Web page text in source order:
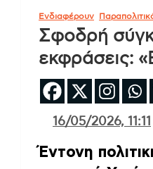
Ενδιαφέρουν
Σφοδρή
εκφράσεις:
16/05/2026, 11:11
Έντονη